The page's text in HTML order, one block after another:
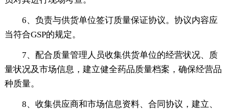
6、负责与供货单位签订质量保证协议。协议内容应
当符合GSP的规定。
7、配合质量管理人员收集供货单位的经营状况、质
量状况及市场信息，建立健全药品质量档案，确保经营品
种质量。
8、收集供应商和市场信息资料、合同协议，建立、